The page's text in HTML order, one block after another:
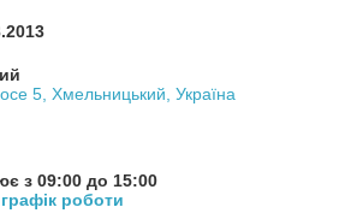
5, Хмельницький, Україна
з 09:00 до 15:00
роботи